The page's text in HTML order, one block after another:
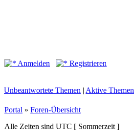
Anmelden Registrieren
Unbeantwortete Themen | Aktive Themen
Portal » Foren-Übersicht
Alle Zeiten sind UTC [ Sommerzeit ]